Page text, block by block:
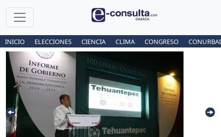
INICIO ELECCIONES CIENCIA CLIMA CONGRESO